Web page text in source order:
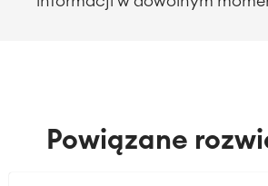
Intranet
Integracja SAP
Powiązane